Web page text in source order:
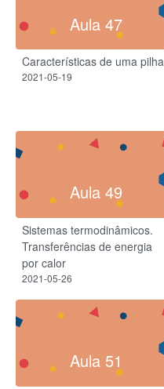
Aula 47
Características de uma pilha
2021-05-19
Aula 49
Sistemas termodinâmicos.
Transferências de energia
por calor
2021-05-26
Aula 51